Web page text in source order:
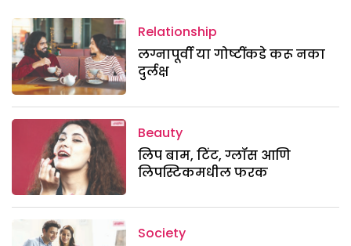
Relationship
लग्नापूर्वी या गोष्टींकडे करू नका
दुर्लक्ष
Beauty
लिप बाम, टिंट, ग्लॉस आणि
लिपस्टिकमधील फरक
Society